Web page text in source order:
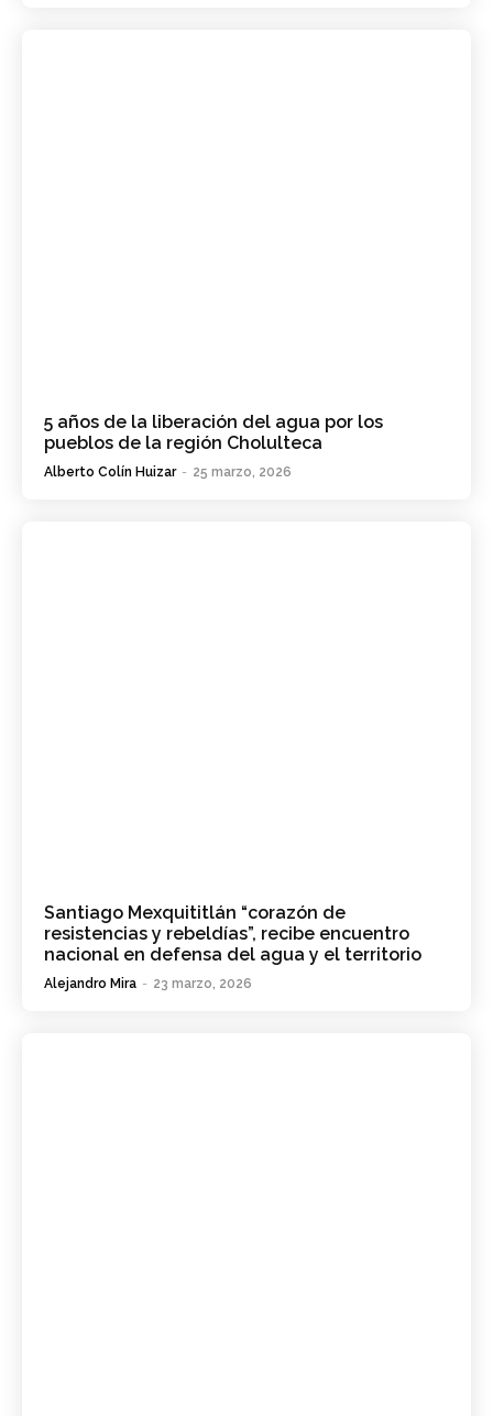
5 años de la liberación del agua por los
pueblos de la región Cholulteca
Alberto Colín Huizar - 25 marzo, 2026
Santiago Mexquititlán “corazón de
resistencias y rebeldías”, recibe encuentro
nacional en defensa del agua y el territorio
Alejandro Mira - 23 marzo, 2026